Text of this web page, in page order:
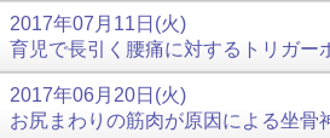
2017年07月11日(火)
育児で長引く腰痛に対するトリガー
2017年06月20日(火)
お尻まわりの筋肉が原因による坐骨